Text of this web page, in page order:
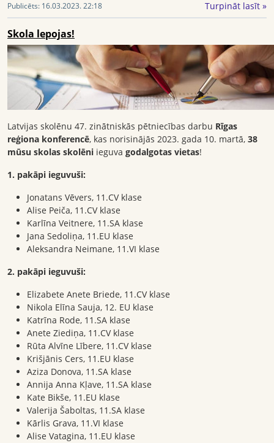
Publicēts: 16.03.2023. 22:18 Turpināt lasīt »
Skola lepojas!
Latvijas skolēnu 47. zinātniskās pētniecības darbu Rīgas
reģiona konferencē, kas norisinājās 2023. gada 10. martā, 38
mūsu skolas skolēni ieguva godalgotas vietas!
1. pakāpi ieguvuši:
Jonatans Vēvers, 11.CV klase
Alise Peiča, 11.CV klase
Karlīna Veitnere, 11.SA klase
Jana Sedoliņa, 11.EU klase
Aleksandra Neimane, 11.VI klase
2. pakāpi ieguvuši:
Elizabete Anete Briede, 11.CV klase
Nikola Elīna Sauja, 12. EU klase
Katrīna Rode, 11.SA klase
Anete Ziediņa, 11.CV klase
Rūta Alvīne Lībere, 11.CV klase
Krišjānis Cers, 11.EU klase
Aziza Donova, 11.SA klase
Annija Anna Kļave, 11.SA klase
Kate Bikše, 11.EU klase
Valerija Šaboltas, 11.SA klase
Kārlis Grava, 11.VI klase
Alise Vatagina, 11.EU klase